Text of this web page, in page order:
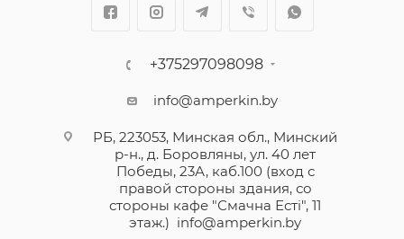
+375297098098
info@amperkin.by
РБ, 223053, Минская обл., Минский
р-н., д. Боровляны, ул. 40 лет
Победы, 23А, каб.100 (вход с
правой стороны здания, со
стороны кафе "Смачна Естi", 11
этаж.) info@amperkin.by